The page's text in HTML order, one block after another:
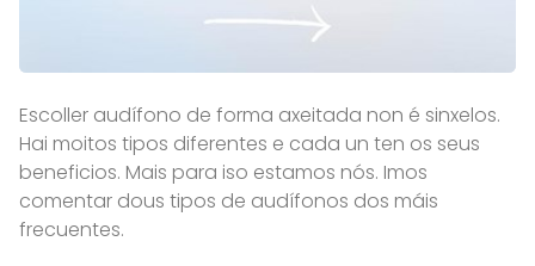
Escoller audífono de forma axeitada non é sinxelos.
Hai moitos tipos diferentes e cada un ten os seus
beneficios. Mais para iso estamos nós. Imos
comentar dous tipos de audífonos dos máis
frecuentes.